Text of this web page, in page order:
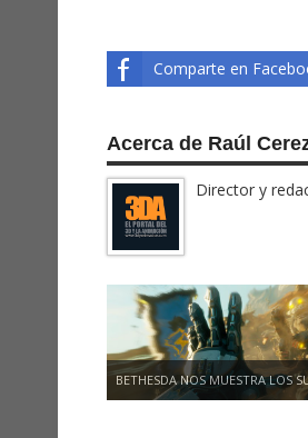
Comparte en
Acerca de Raúl
Director y
BETHESDA NOS MUESTRA LOS